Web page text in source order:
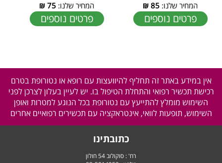
המחיר שלנו: 85
₪
פרטים נוספים
המחיר שלנו: 75
₪
פרטים נוספים
אין במידע באתר זה תחליף להיוועצות עם רופא או נטורופת בטרם
רכישת תכשיר רפואי והתחלת הטיפול בו. יש לעיין בעלון לצרכן לפני
השימוש מומלץ להתייעץ עם נטורופת בכל הנוגע למטרות ואופן
השימוש, תופעות לוואי, אינטראקציה עם תכשירים רפואיים אחרים
כתובתינו
רח' : סוקולוב 54 חולון